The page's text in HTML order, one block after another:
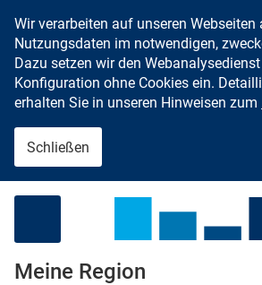
Zum
Wir verarbeiten auf unseren
Nutzungsdaten im notwendigen,
Dazu setzen wir den
Konfiguration ohne Cookies ein.
erhalten Sie in unseren Hinweisen zum
Schließen
Meine Region